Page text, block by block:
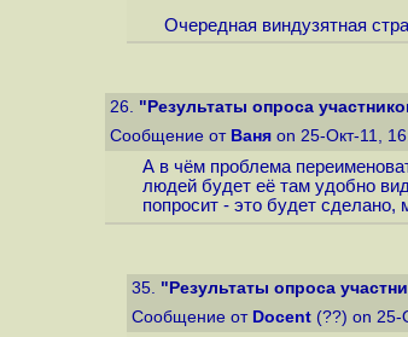
Очередная виндузятная
26. "Результаты опроса
Сообщение от Ваня on 25-Окт-11,
А в чём проблема
людей будет её там удобно
попросит - это будет сделано,
35. "Результаты опроса
Сообщение от Docent (??) on 25-